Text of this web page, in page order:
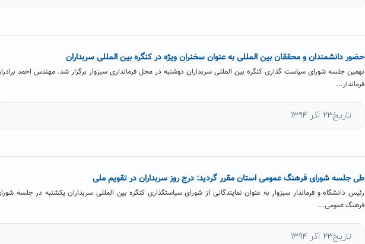
حضور دانشمندان و محققان بین المللی به عنوان سخنران ویژه در کنگره بین المللی سربداران
نهمین جلسه شورای سیاست گذاری کنگره بین المللی سربداران دوشنبه در محل فرمانداری سبزوار برگزار شد. مهندس احمد
فرماندار...
تاریخ۲۳ آذر ۱۳۹۴
طی جلسه شورای فرهنگ عمومی استان مقرر گردید: درج روز سربداران در تقویم ملی
رئیس دانشگاه و فرماندار سبزوار به عنوان نمایندگانی از شورای سیاستگذاری کنگره بین المللی سربداران یکشنبه در جلسه
فرهنگ عمومی...
تاریخ۲۳ آذر ۱۳۹۴